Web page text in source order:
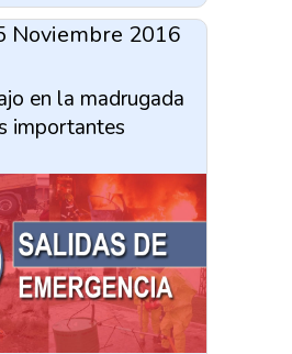
Noviembre 2016
en la madrugada
importantes